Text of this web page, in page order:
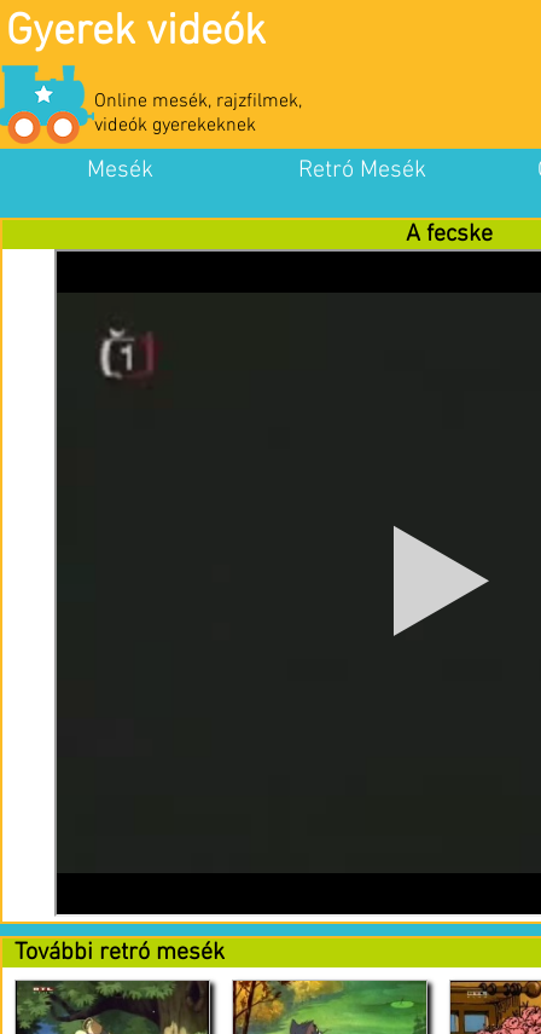
Gyerek videók
Online mesék, rajzfilmek,
videók gyerekeknek
Mesék Retró Mesék
A fecske
További retró mesék